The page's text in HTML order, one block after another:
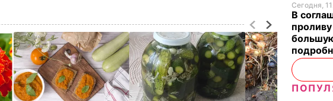
Сегодня,
В